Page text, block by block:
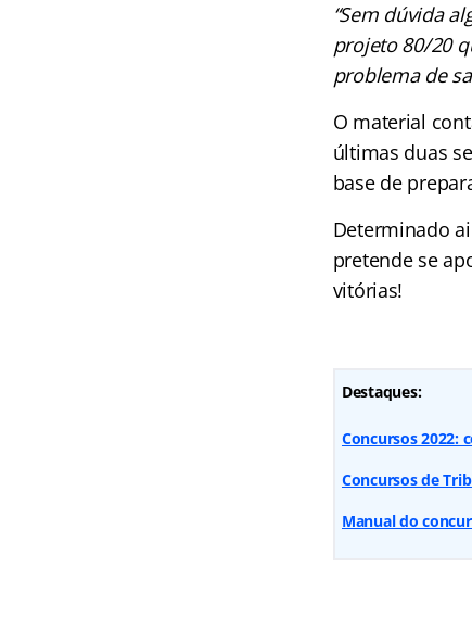
“Sem dúvida
projeto 80/20
problema de
O material
últimas duas
base de
Determinado
pretende se
vitórias!
Destaques:
Concursos 2022:
Concursos de
Manual do